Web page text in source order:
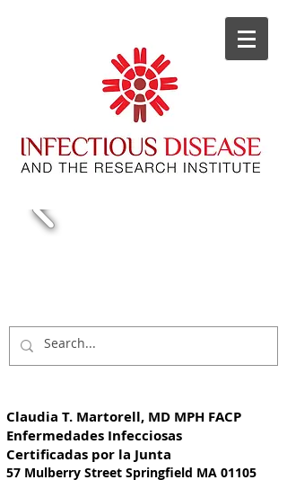
Claudia T. Martorell, MD MPH FACP
Enfermedades Infecciosas
Certificadas por la Junta
57 Mulberry Street Springfield MA 01105